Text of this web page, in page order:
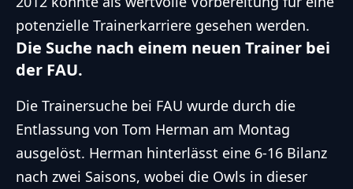
potenzielle Trainerkarriere gesehen werden.
Die Suche nach einem neuen Trainer bei
der FAU.
Die Trainersuche bei FAU wurde durch die
Entlassung von Tom Herman am Montag
ausgelöst. Herman hinterlässt eine 6-16 Bilanz
nach zwei Saisons, wobei die Owls in dieser